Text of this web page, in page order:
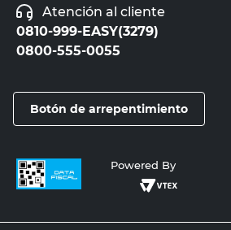
Atención al cliente
0810-999-EASY(3279)
0800-555-0055
Botón de arrepentimiento
Powered By